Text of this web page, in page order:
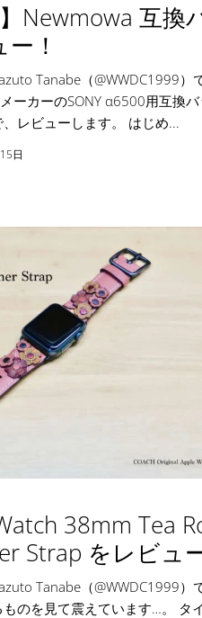
】Newmowa 互換
！
Tanabe（@WWDC1999）
ーカーのSONY α6500用互換
レビューします。 はじめ...
日
38mm Tea
Strap をレビュ
Tanabe（@WWDC1999）
のを見て震えています…。 タ